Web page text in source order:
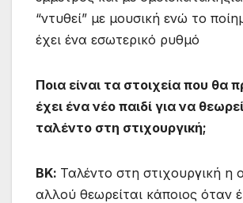
“ντυθεί” με μουσική ενώ το
έχει ένα εσωτερικό ρυθμό
Ποια είναι τα στοιχεία που θα
έχει ένα νέο παιδί για να
ταλέντο στη στιχουργική;
ΒΚ: Ταλέντο στη στιχουργική η
αλλού θεωρείται κάποιος όταν